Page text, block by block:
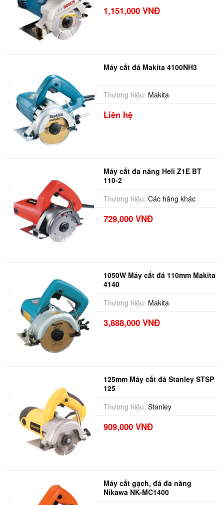
1,151,000 VNĐ
Máy cắt đá Makita 4100NH3
Thương hiệu: Makita
Liên hệ
Máy cắt đa năng Heli Z1E BT
110-2
Thương hiệu: Các hãng khác
729,000 VNĐ
1050W Máy cắt đá 110mm Makita
4140
Thương hiệu: Makita
3,888,000 VNĐ
125mm Máy cắt đá Stanley STSP
125
Thương hiệu: Stanley
909,000 VNĐ
Máy cắt gạch, đá đa năng
Nikawa NK-MC1400